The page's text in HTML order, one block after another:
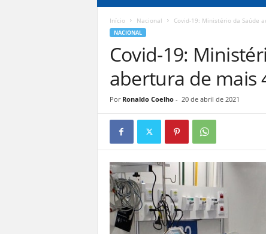
ç
o
Início Nacional Covid-19: Ministério da Saúde
NACIONAL
Covid-19:
abertura de mais
Por Ronaldo Coelho- 20 de abril de 2021